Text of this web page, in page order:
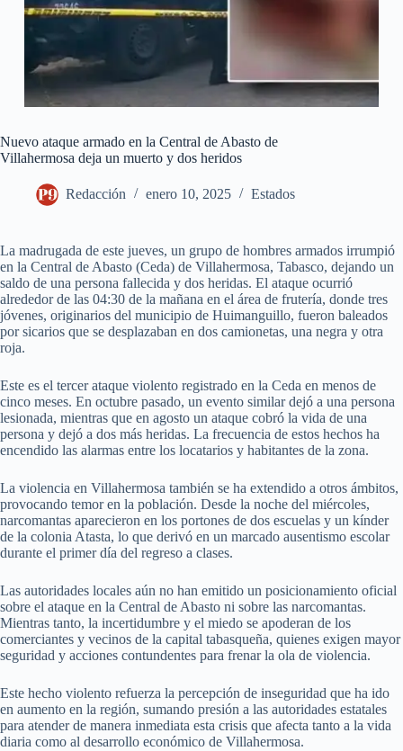
Nuevo ataque armado en la Central de Abasto de
Villahermosa deja un muerto y dos heridos
Redacción enero 10, 2025 Estados
La madrugada de este jueves, un grupo de hombres armados irrumpió
en la Central de Abasto (Ceda) de Villahermosa, Tabasco, dejando un
saldo de una persona fallecida y dos heridas. El ataque ocurrió
alrededor de las 04:30 de la mañana en el área de frutería, donde tres
jóvenes, originarios del municipio de Huimanguillo, fueron baleados
por sicarios que se desplazaban en dos camionetas, una negra y otra
roja.
Este es el tercer ataque violento registrado en la Ceda en menos de
cinco meses. En octubre pasado, un evento similar dejó a una persona
lesionada, mientras que en agosto un ataque cobró la vida de una
persona y dejó a dos más heridas. La frecuencia de estos hechos ha
encendido las alarmas entre los locatarios y habitantes de la zona.
La violencia en Villahermosa también se ha extendido a otros ámbitos,
provocando temor en la población. Desde la noche del miércoles,
narcomantas aparecieron en los portones de dos escuelas y un kínder
de la colonia Atasta, lo que derivó en un marcado ausentismo escolar
durante el primer día del regreso a clases.
Las autoridades locales aún no han emitido un posicionamiento oficial
sobre el ataque en la Central de Abasto ni sobre las narcomantas.
Mientras tanto, la incertidumbre y el miedo se apoderan de los
comerciantes y vecinos de la capital tabasqueña, quienes exigen mayor
seguridad y acciones contundentes para frenar la ola de violencia.
Este hecho violento refuerza la percepción de inseguridad que ha ido
en aumento en la región, sumando presión a las autoridades estatales
para atender de manera inmediata esta crisis que afecta tanto a la vida
diaria como al desarrollo económico de Villahermosa.